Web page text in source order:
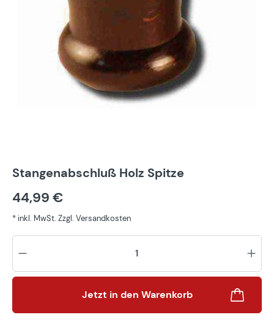
Stangenabschluß Holz Spitze
44,99 €
* inkl. MwSt. Zzgl. Versandkosten
Jetzt in den Warenkorb